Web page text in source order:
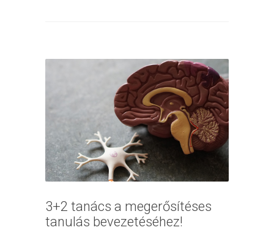
3+2 tanács a megerősítéses
tanulás bevezetéséhez!